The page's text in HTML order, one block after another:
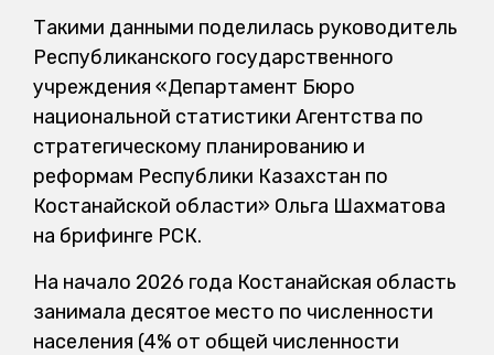
Такими данными поделилась руководитель
Республиканского государственного
учреждения «Департамент Бюро
национальной статистики Агентства по
стратегическому планированию и
реформам Республики Казахстан по
Костанайской области» Ольга Шахматова
на брифинге РСК.
На начало 2026 года Костанайская область
занимала десятое место по численности
населения (4% от общей численности